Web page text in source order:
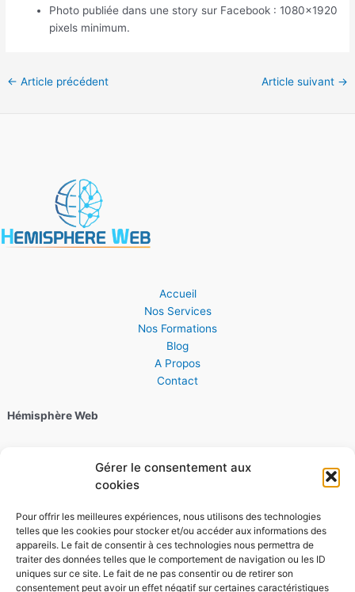
Gérer le consentement aux
cookies
Pour offrir les meilleures expériences, nous utilisons des technologies
telles que les cookies pour stocker et/ou accéder aux informations des
appareils. Le fait de consentir à ces technologies nous permettra de
traiter des données telles que le comportement de navigation ou les ID
uniques sur ce site. Le fait de ne pas consentir ou de retirer son
consentement peut avoir un effet négatif sur certaines caractéristiques
Photo publiée dans une story sur Facebook : 1080×1920
pixels minimum.
← Article précédent Article suivant →
Accueil
Nos Services
Nos Formations
Blog
A Propos
Contact
Hémisphère Web
4 Quai Kellermann, 67000 Strasbourg
Horaires :
Du lundi au vendredi, de 9h à 18h